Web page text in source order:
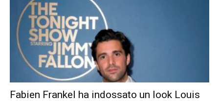
Fabien Frankel ha indossato un look Louis